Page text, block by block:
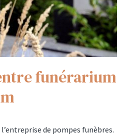
funérarium
de pompes funèbres.